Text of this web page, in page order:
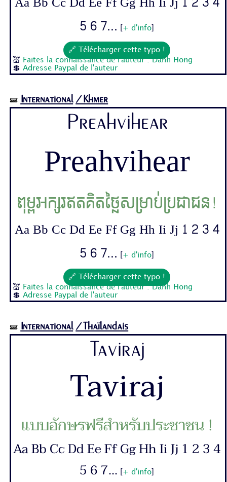
5 6 7...
+ d'info
🔗 Télécharger cette typo !
💒
Faites la connaissance de l'auteur : Danh Hong
💲Adresse Paypal de l'auteur
🝛 International /Khmer
Preahvihear
Preahvihear
ពុម្ពអក្សរឥតគិតថ្លៃសម្រាប់ប្រជាជន!
Aa Bb Cc Dd Ee Ff Gg Hh Ii Jj 1 2 3 4
5 6 7...
+ d'info
🔗 Télécharger cette typo !
💒
Faites la connaissance de l'auteur : Danh Hong
💲Adresse Paypal de l'auteur
🝛 International /Thaïlandais
Taviraj
Taviraj
แบบอักษรฟรีสำหรับประชาชน !
Aa Bb Cc Dd Ee Ff Gg Hh Ii Jj 1 2 3 4
5 6 7...
+ d'info